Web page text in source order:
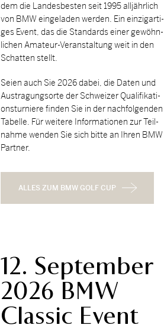
dem die Lan­des­bes­ten seit 1995 all­jähr­lich
von BMW ein­ge­la­den wer­den. Ein ein­zig­ar­ti­
ges Event, das die Stan­dards ei­ner ge­wöhn­
li­chen Ama­teur-Ver­an­stal­tung weit in den
Schat­ten stellt.
Sei­en auch Sie 2026 da­bei, die Da­ten und
Aus­tra­gungs­or­te der Schwei­zer Qua­li­fi­ka­ti­
ons­tur­nie­re fin­den Sie in der nach­fol­gen­den
Ta­bel­le. Für wei­te­re In­for­ma­tio­nen zur Teil­
nah­me wen­den Sie sich bit­te an Ih­ren BMW
Part­ner.
ALLES ZUM BMW GOLF CUP
12. September
2026 BMW
Classic Event